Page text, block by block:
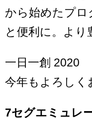
から始めたプ
と便利に。よ
一日一創 2020
今年もよろしく
7セグエミュレ